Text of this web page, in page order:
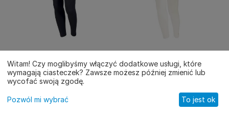
czarne
KOD: IAA/757071XLXXL
404.00 PLN 299.00
białe
KOD: IAA/757020XSS
299.00PLN
Profil
Witam! Czy moglibyśmy włączyć dodatkowe usługi, które
wymagają ciasteczek? Zawsze możesz później zmienić lub
wycofać swoją zgodę.
Pozwól mi wybrać To jest ok